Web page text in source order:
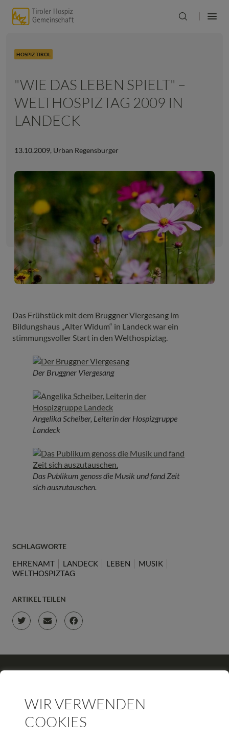
HOSPIZ TIROL
"WIE DAS LEBEN SPIELT" –
WELTHOSPIZTAG 2009 IN
LANDECK
13.10.2009, Urban Regensburger
Das Frühstück mit dem Bruggner Viergesang im
Bildungshaus „Alter Widum“ in Landeck war ein
stimmungsvoller Start in den Welthospiztag.
Der Bruggner Viergesang
Angelika Scheiber, Leiterin der Hospizgruppe
Landeck
Das Publikum genoss die Musik und fand Zeit
sich auszutauschen.
SCHLAGWORTE
EHRENAMT LANDECK LEBEN
MUSIK
WELTHOSPIZTAG
ARTIKEL TEILEN
JETZT ONLINE SPENDEN & LIEBEVOLLE BEGLEITUNG
SPENDEN
WIR VERWENDEN
COOKIES